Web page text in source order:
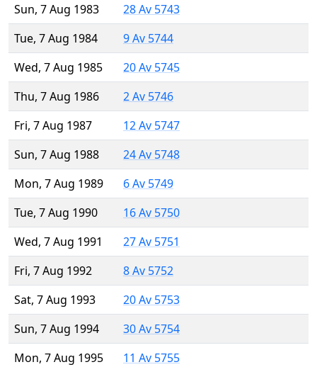
Sun, 7 Aug 1983
28 Av 5743
Tue, 7 Aug 1984
9 Av 5744
Wed, 7 Aug 1985
20 Av 5745
Thu, 7 Aug 1986
2 Av 5746
Fri, 7 Aug 1987
12 Av 5747
Sun, 7 Aug 1988
24 Av 5748
Mon, 7 Aug 1989
6 Av 5749
Tue, 7 Aug 1990
16 Av 5750
Wed, 7 Aug 1991
27 Av 5751
Fri, 7 Aug 1992
8 Av 5752
Sat, 7 Aug 1993
20 Av 5753
Sun, 7 Aug 1994
30 Av 5754
Mon, 7 Aug 1995
11 Av 5755